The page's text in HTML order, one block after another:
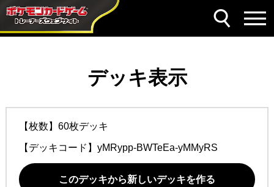
デッキ表示
【枚数】60枚デッキ
【デッキコード】 yMRypp-BWTeEa-yMMyRS
このデッキから新しいデッキを作る